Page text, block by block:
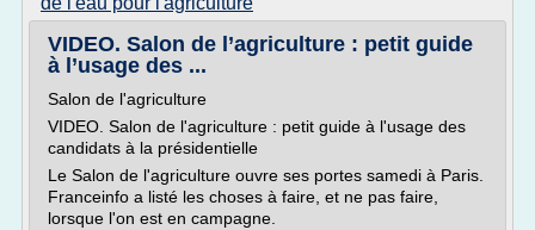
VIDEO. Salon de l’agriculture : petit guide
à l’usage des ...
Salon de l'agriculture
VIDEO. Salon de l'agriculture : petit guide à l'usage des
candidats à la présidentielle
Le Salon de l'agriculture ouvre ses portes samedi à Paris.
Franceinfo a listé les choses à faire, et ne pas faire,
lorsque l'on est en campagne.